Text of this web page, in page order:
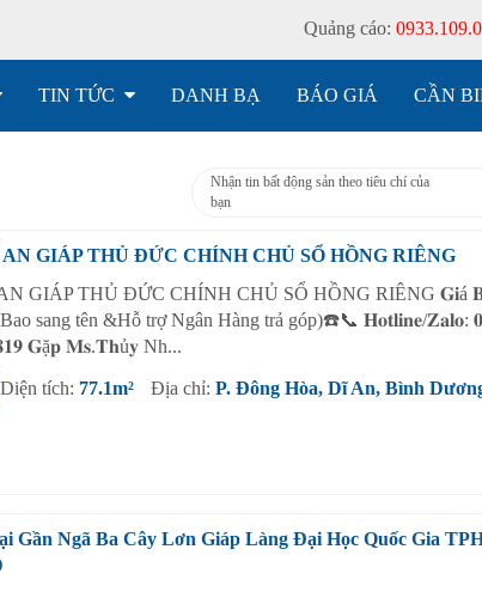
Quảng cáo:
TIN TỨC DANH BẠ BÁO GIÁ CẦN
Nhận tin bất động sản theo tiêu chí của
bạn
GIÁP THỦ ĐỨC CHÍNH CHỦ SỔ HỒNG RIÊNG
GIÁP THỦ ĐỨC CHÍNH CHỦ SỔ HỒNG RIÊNG 𝐆𝐢á
sang tên &Hỗ trợ Ngân Hàng trả góp)☎️📞 𝐇𝐨𝐭𝐥𝐢𝐧𝐞/𝐙𝐚𝐥𝐨:
𝐆ặ𝐩 𝐌𝐬.𝐓𝐡ủ𝐲 Nh...
Diện tích: 77.1m² Địa chỉ: P. Đông Hòa, Dĩ An, Bình
Gần Ngã Ba Cây Lơn Giáp Làng Đại Học Quốc Gia